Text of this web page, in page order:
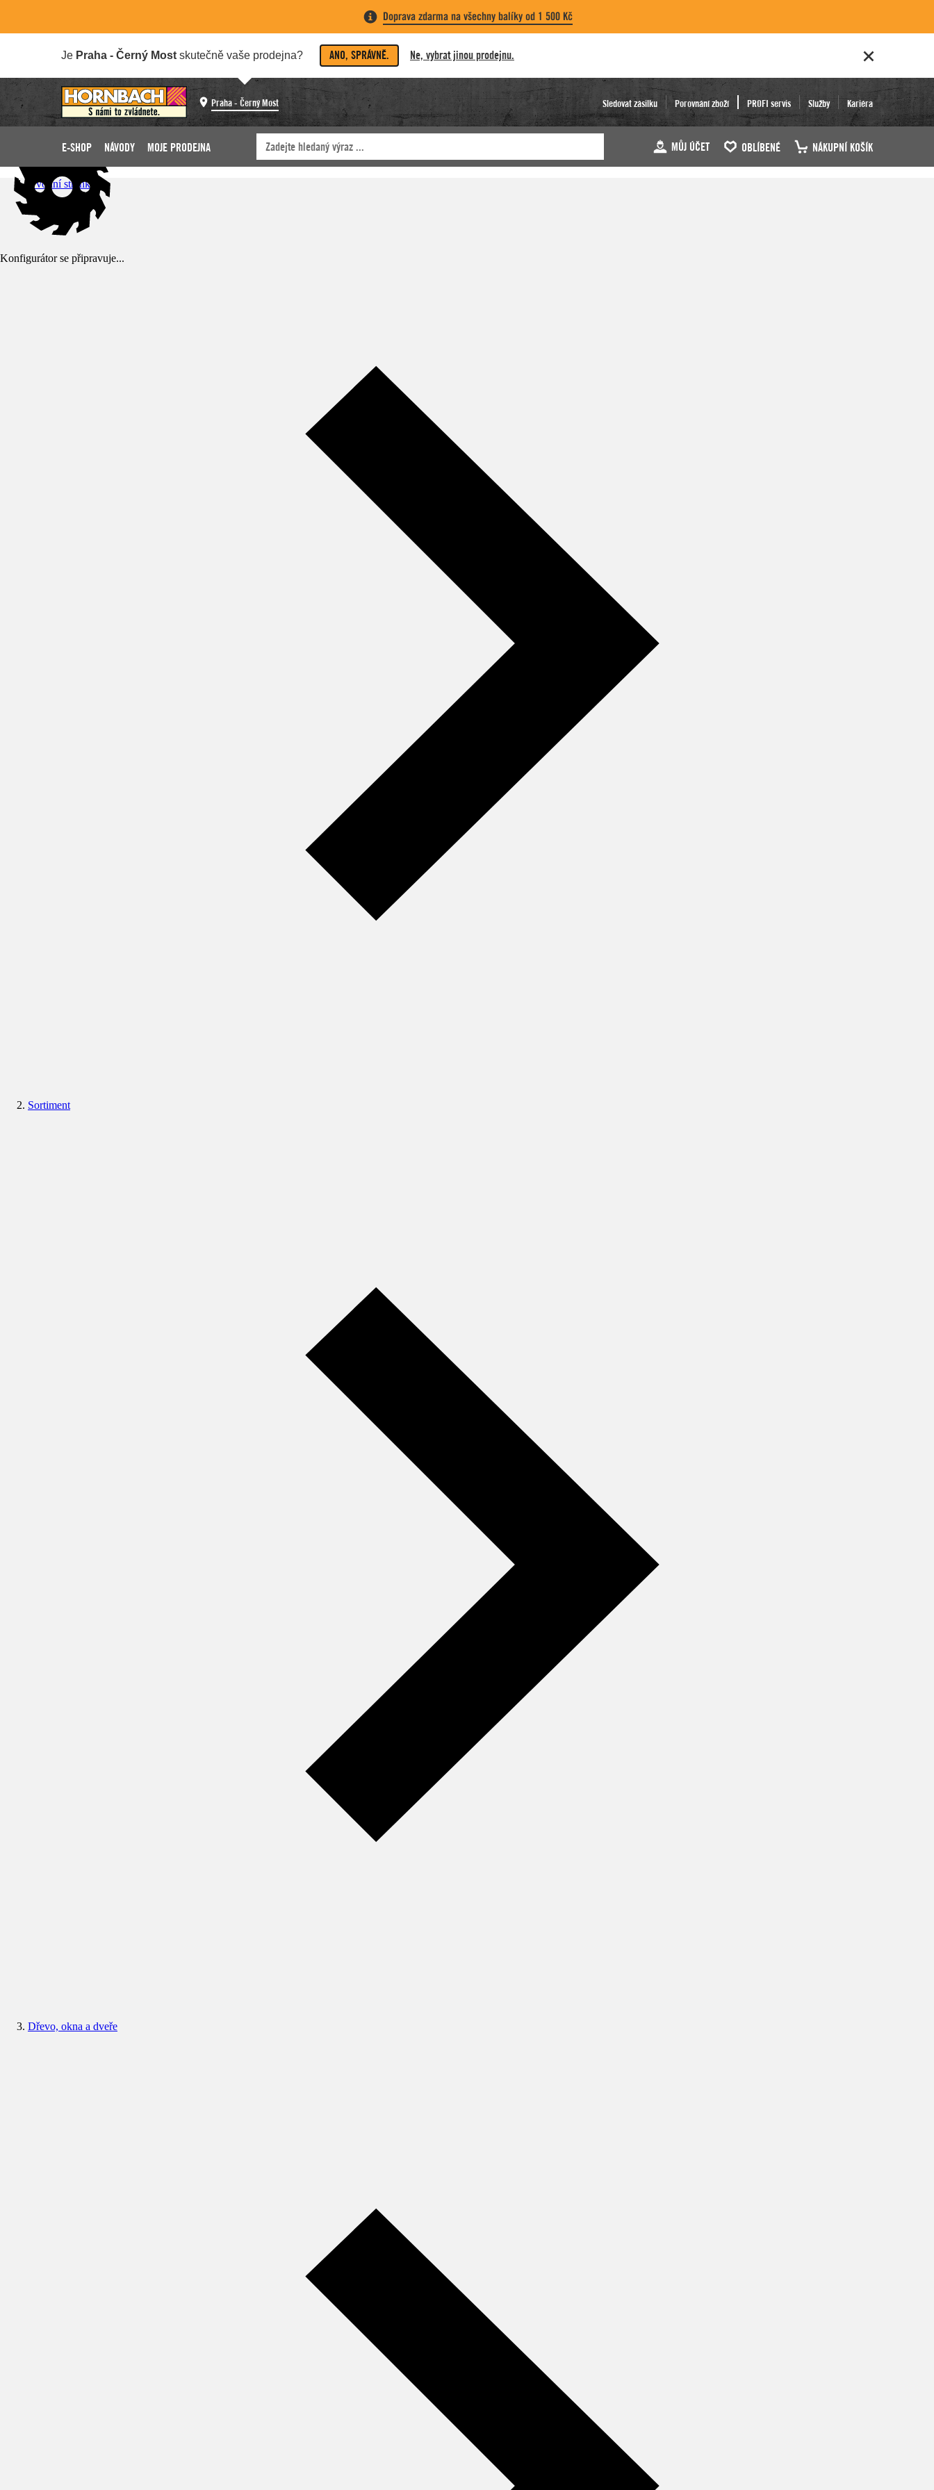
Doprava zdarma na všechny balíky od 1 500 Kč
Je Praha - Černý Most skutečně vaše prodejna? ANO, SPRÁVNĚ. Ne, vybrat jinou prodejnu.
Praha - Černý Most Sledovat zásilku Porovnání zboží PROFI servis Služby Kariéra
E-SHOP NÁVODY MOJE PRODEJNA MŮJ ÚČET OBLÍBENÉ NÁKUPNÍ KOŠÍK
Konfigurátor se připravuje...
Úvodní stránka
Sortiment
Dřevo, okna a dveře